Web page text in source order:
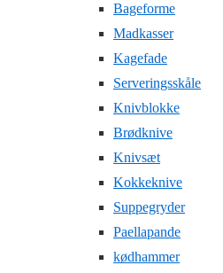
Bageforme
Madkasser
Kagefade
Serveringsskåle
Knivblokke
Brødknive
Knivsæt
Kokkeknive
Suppegryder
Paellapande
kødhammer